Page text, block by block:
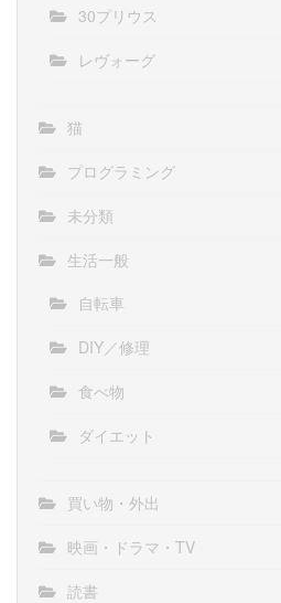
30プリウス
レヴォーグ
猫
プログラミング
未分類
生活一般
自転車
DIY／修理
食べ物
ダイエット
買い物・外出
映画・ドラマ・TV
読書